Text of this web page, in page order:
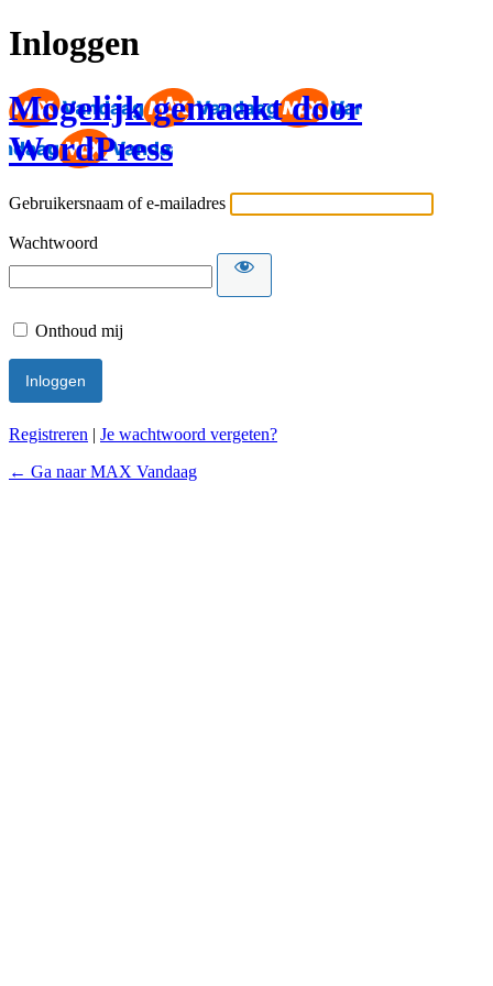
Inloggen
Mogelijk gemaakt door
WordPress
Gebruikersnaam of e-mailadres
Wachtwoord
Onthoud mij
Registreren | Je wachtwoord vergeten?
← Ga naar MAX Vandaag